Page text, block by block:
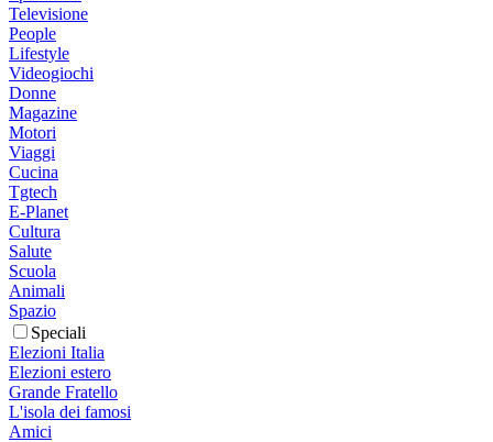
Televisione
People
Lifestyle
Videogiochi
Donne
Magazine
Motori
Viaggi
Cucina
Tgtech
E-Planet
Cultura
Salute
Scuola
Animali
Spazio
Speciali
Elezioni Italia
Elezioni estero
Grande Fratello
L'isola dei famosi
Amici